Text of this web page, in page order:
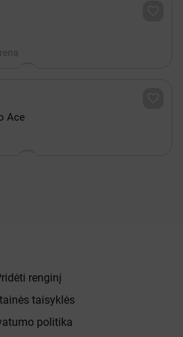
Ace
renginį
taisyklės
politika